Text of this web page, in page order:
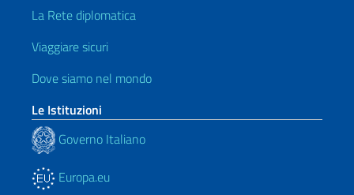
La Rete diplomatica
Viaggiare sicuri
Dove siamo nel mondo
Le Istituzioni
Governo Italiano
Europa.eu